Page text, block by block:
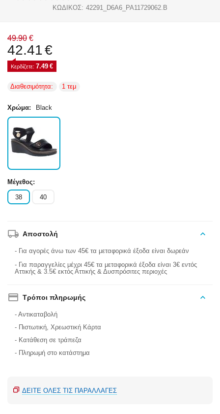
ΚΩΔΙΚΟΣ: 42291_D6A6_PA11729062.B
49.90 €
42.41€
Κερδίζετε: 7.49 €
Διαθεσιμότητα: 1 τεμ
Χρώμα: Black
Μέγεθος:
38 40
Αποστολή
- Για αγορές άνω των 45€ τα μεταφορικά έξοδα είναι δωρεάν
- Για παραγγελίες μέχρι 45€ τα μεταφορικά έξοδα είναι 3€ εντός
Αττικής & 3.5€ εκτός Αττικής & Δυσπρόσιτες περιοχές
Τρόποι πληρωμής
- Αντικαταβολή
- Πιστωτική, Χρεωστική Κάρτα
- Κατάθεση σε τράπεζα
- Πληρωμή στο κατάστημα
ΔΕΊΤΕ ΌΛΕΣ ΤΙΣ ΠΑΡΑΛΛΑΓΈΣ